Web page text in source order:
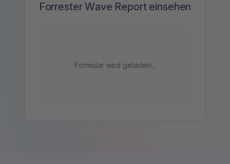
Forrester Wave Report einsehen
Formular wird geladen...